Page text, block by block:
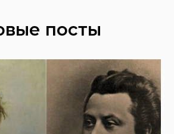
посты